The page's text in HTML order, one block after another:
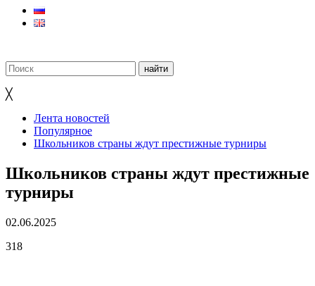
╳
Лента новостей
Популярное
Школьников страны ждут престижные турниры
Школьников страны ждут престижные
турниры
02.06.2025
318